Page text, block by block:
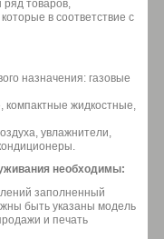
ряд товаров,
в соответствие с
назначения: газовые
жидкостные,
увлажнители,
необходимы:
заполненный
быть указаны модель
и печать